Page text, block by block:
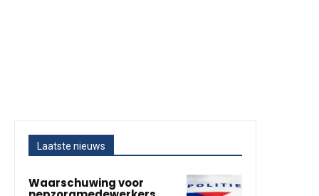
Laatste nieuws
Waarschuwing voor